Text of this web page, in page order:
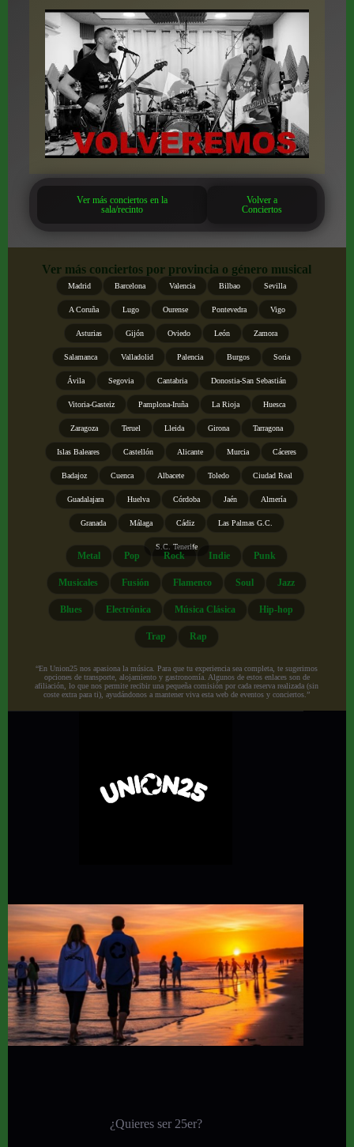
Ver más conciertos en la
sala/recinto
Volver a
Conciertos
Ver más conciertos por provincia o género musical
Madrid Barcelona Valencia Bilbao Sevilla
A Coruña Lugo Ourense Pontevedra Vigo
Asturias Gijón Oviedo León Zamora
Salamanca Valladolid Palencia Burgos Soria
Ávila Segovia Cantabria Donostia-San Sebastián
Vitoria-Gasteiz Pamplona-Iruña La Rioja Huesca
Zaragoza Teruel Lleida Girona Tarragona
Islas Baleares Castellón Alicante Murcia Cáceres
Badajoz Cuenca Albacete Toledo Ciudad Real
Guadalajara Huelva Córdoba Jaén Almería
Granada Málaga Cádiz Las Palmas G.C.
S.C. Tenerife
Metal Pop Rock Indie Punk
Musicales Fusión Flamenco Soul Jazz
Blues Electrónica Música Clásica Hip-hop
Trap Rap
“En Union25 nos apasiona la música. Para que tu experiencia sea completa, te sugerimos
opciones de transporte, alojamiento y gastronomía. Algunos de estos enlaces son de
afiliación, lo que nos permite recibir una pequeña comisión por cada reserva realizada (sin
coste extra para ti), ayudándonos a mantener viva esta web de eventos y conciertos.”
¿Quieres ser 25er?